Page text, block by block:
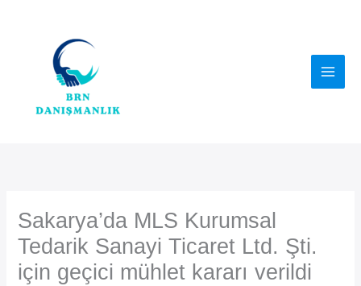
Sakarya’da MLS Kurumsal
Tedarik Sanayi Ticaret Ltd. Şti.
için geçici mühlet kararı verildi